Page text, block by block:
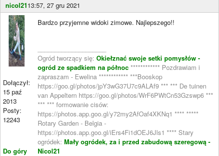
nicol2113:57, 27 gru 2021
Dołączył:
15 paź
2013
Posty:
12243
Do góry
Bardzo przyjemne widoki zimowe. Najlepszego!!
Ogród tworzący się: Okiełznać swoje setki pomysłów -
ogród ze spadkiem na północ ************ Pozdrawiam i
zapraszam - Ewelina ************ ***Booskop
https://goo.gl/photos/jpY3wG37U7c9ALAf9 *** *** De tuinen
van Appeltern https://goo.gl/photos/WrF6PWtCn53Gzswp6 ***
*** *** formowanie cisów:
https://photos.app.goo.gl/y72my2AfOaf4XKNq1 **** *****
Rotary Garden - Belgia -
https://photos.app.goo.gl/iErs4Fi1dOEJ6Jls1 **** Stary
ogródek: Mały ogródek, za i przed zabudową szeregową -
Nicol21